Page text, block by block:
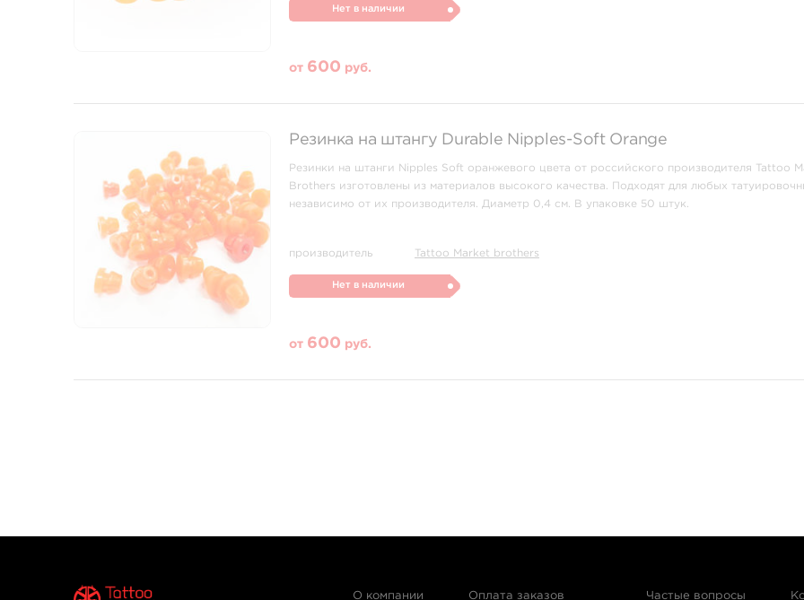
Нет в наличии
от 600 руб.
Резинка на штангу Durable Nipples-Soft Orange
Резинки на штанги Nipples Soft оранжевого цвета от российского производителя Tattoo
Brothers изготовлены из материалов высокого качества. Подходят для любых
независимо от их производителя. Диаметр 0,4 см. В упаковке 50 штук.
производитель Tattoo Market brothers
Нет в наличии
от 600 руб.
О компании Оплата заказов Частые вопросы